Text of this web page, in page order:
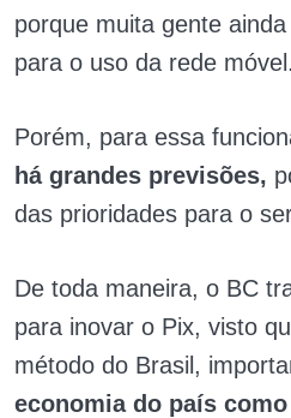
porque muita gente
para o uso da rede móvel.
Porém, para essa
há grandes previsões,
das prioridades para o
De toda maneira, o BC
para inovar o Pix, visto
método do Brasil,
economia do país